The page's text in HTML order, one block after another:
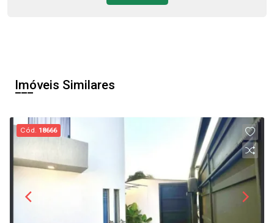
Imóveis Similares
Cód. 18666